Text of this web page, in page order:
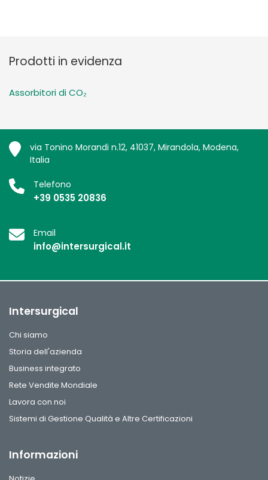
Prodotti in evidenza
Assorbitori di CO₂
via Tonino Morandi n.12, 41037, Mirandola, Modena,
Italia
Telefono
+39 0535 20836
Email
info@intersurgical.it
Intersurgical
Chi siamo
Storia dell'azienda
Business integrato
Rete Vendite Mondiale
Lavora con noi
Sistemi di Gestione Qualità e Altre Certificazioni
Informazioni